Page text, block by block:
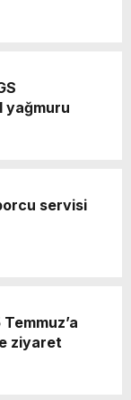
yağmuru
servisi
Temmuz’a
ziyaret